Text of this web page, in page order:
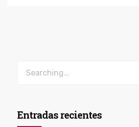
Entradas recientes